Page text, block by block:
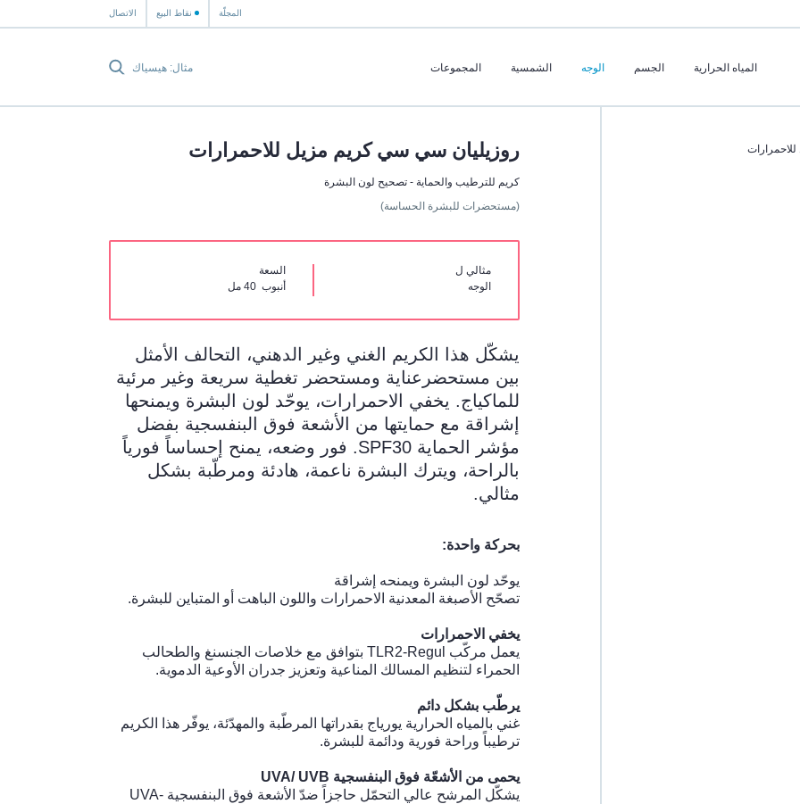
المجلّة نقاط البيع الاتصال
المياه الحرارية الجسم الوجه الشمسية المجموعات
روزيليان سي سي كريم مزيل للاحمرارات
كريم للترطيب والحماية - تصحيح لون البشرة
(مستحضرات للبشرة الحساسة)
مثالي ل
الوجه
السعة
أنبوب 40 مل
يشكّل هذا الكريم الغني وغير الدهني، التحالف الأمثل
بين مستحضرعناية ومستحضر تغطية سريعة وغير مرئية
للماكياج. يخفي الاحمرارات، يوحّد لون البشرة ويمنحها
إشراقة مع حمايتها من الأشعة فوق البنفسجية بفضل
مؤشر الحماية SPF30. فور وضعه، يمنح إحساساً فورياً
بالراحة، ويترك البشرة ناعمة، هادئة ومرطّبة بشكل
مثالي.
بحركة واحدة:
يوحّد لون البشرة ويمنحه إشراقة
تصحّح الأصبغة المعدنية الاحمرارات واللون الباهت أو المتباين للبشرة.
يخفي الاحمرارات
يعمل مركّب TLR2-Regul بتوافق مع خلاصات الجنسنغ والطحالب
الحمراء لتنظيم المسالك المناعية وتعزيز جدران الأوعية الدموية.
يرطّب بشكل دائم
غني بالمياه الحرارية يورياج بقدراتها المرطّبة والمهدّئة، يوفّر هذا الكريم
ترطيباً وراحة فورية ودائمة للبشرة.
يحمى من الأشعّة فوق البنفسجية UVA/ UVB
يشكّل المرشح عالي التحمّل حاجزاً ضدّ الأشعة فوق البنفسجية UVA-